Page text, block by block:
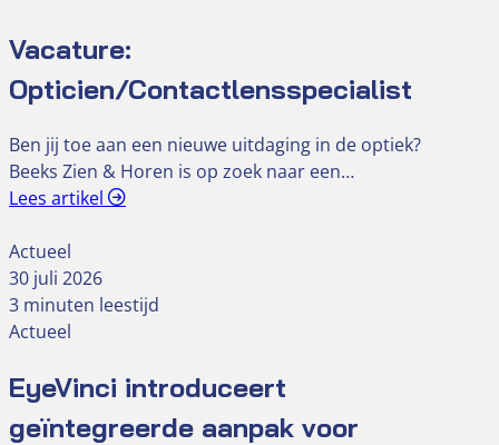
Vacature:
Opticien/Contactlensspecialist
Ben jij toe aan een nieuwe uitdaging in de optiek?
Beeks Zien & Horen is op zoek naar een…
Lees artikel
Actueel
30 juli 2026
3 minuten leestijd
Actueel
EyeVinci introduceert
geïntegreerde aanpak voor